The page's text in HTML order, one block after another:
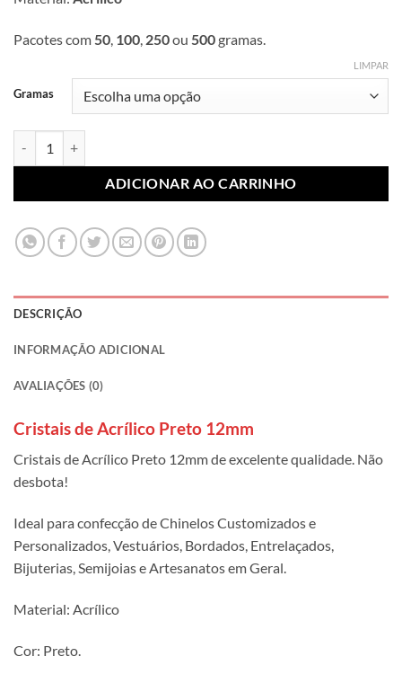
R$ 4,99
através
R$ 44,99
Pacotes com50, 100, 250ou 500gramas.
Gramas
LIMPAR
ADICIONAR AO CARRINHO
DESCRIÇÃO
INFORMAÇÃO ADICIONAL
AVALIAÇÕES (0)
Cristais de Acrílico Preto 12mm
Cristais de Acrílico Preto 12mm de excelente qualidade. Não
desbota!
Ideal para confecção de Chinelos Customizados e
Personalizados, Vestuários, Bordados, Entrelaçados,
Bijuterias, Semijoias e Artesanatos em Geral.
Material: Acrílico
Cor: Preto.